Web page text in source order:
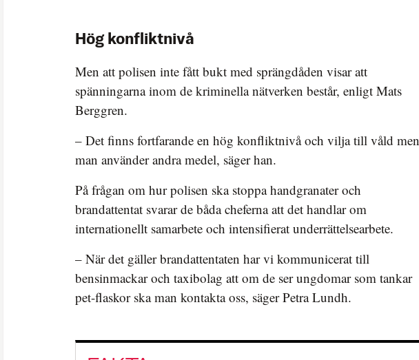
Hög konfliktnivå
Men att polisen inte fått bukt med sprängdåden visar att
spänningarna inom de kriminella nätverken består, enligt Mats
Berggren.
– Det finns fortfarande en hög konfliktnivå och vilja till våld men
man använder andra medel, säger han.
På frågan om hur polisen ska stoppa handgranater och
brandattentat svarar de båda cheferna att det handlar om
internationellt samarbete och intensifierat underrättelsearbete.
– När det gäller brandattentaten har vi kommunicerat till
bensinmackar och taxibolag att om de ser ungdomar som tankar
pet-flaskor ska man kontakta oss, säger Petra Lundh.